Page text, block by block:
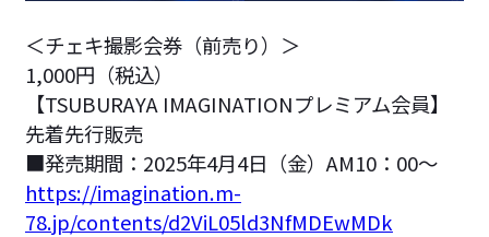
＜チェキ撮影会券（前売り）＞
1,000円（税込）
【TSUBURAYA IMAGINATIONプレミアム会員】
先着先行販売
■発売期間：2025年4月4日（金）AM10：00～
https://imagination.m-
78.jp/contents/d2ViL05ld3NfMDEwMDk